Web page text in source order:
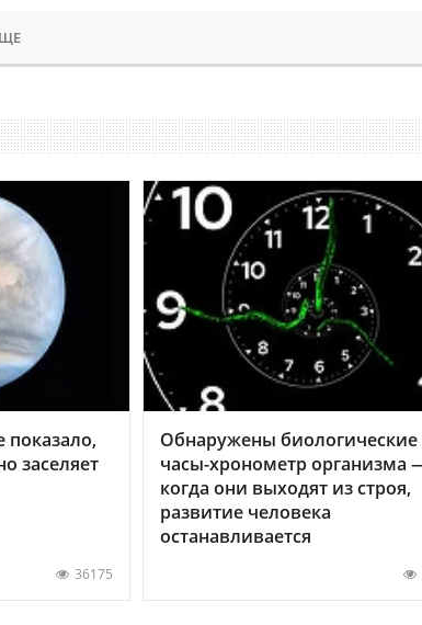
показало,
заселяет
36175
Обнаружены биологические
часы-хронометр организма
когда они выходят из строя,
развитие человека
останавливается